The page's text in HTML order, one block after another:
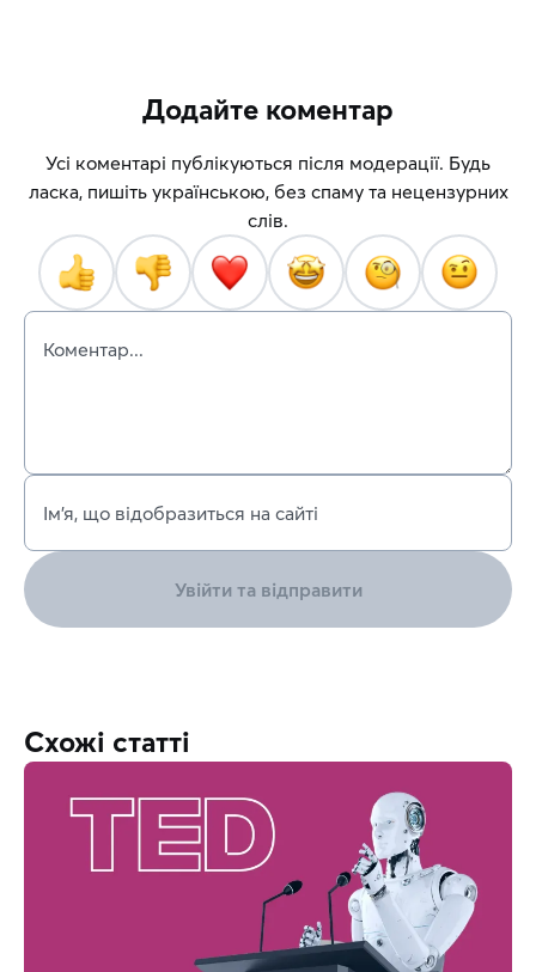
Додайте коментар
Усі коментарі публікуються після модерації. Будь
ласка, пишіть українською, без спаму та нецензурних
слів.
Коментар...
Ім’я, що відобразиться на сайті
Увійти та відправити
Схожі статті